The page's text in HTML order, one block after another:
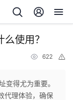
使用？
622
变得尤为重要。
代理体验，确保